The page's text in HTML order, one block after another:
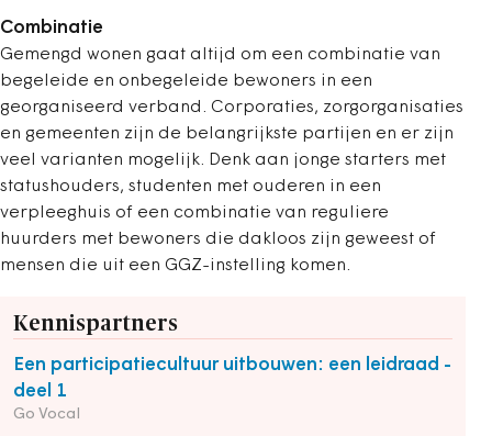
Combinatie
Gemengd wonen gaat altijd om een combinatie van
begeleide en onbegeleide bewoners in een
georganiseerd verband. Corporaties, zorgorganisaties
en gemeenten zijn de belangrijkste partijen en er zijn
veel varianten mogelijk. Denk aan jonge starters met
statushouders, studenten met ouderen in een
verpleeghuis of een combinatie van reguliere
huurders met bewoners die dakloos zijn geweest of
mensen die uit een GGZ-instelling komen.
Kennispartners
Een participatiecultuur uitbouwen: een leidraad -
deel 1
Go Vocal